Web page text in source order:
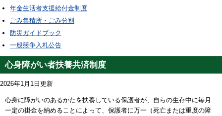
年金生活者支援給付金制度
ごみ集積所・ごみ分別
防災ガイドブック
一般競争入札公告
心身障がい者扶養共済制度
2026年1月1日更新
心身に障がいのあるかたを扶養している保護者が、自らの生存中に毎月
一定の掛金を納めることによって、保護者に万一（死亡または重度の障